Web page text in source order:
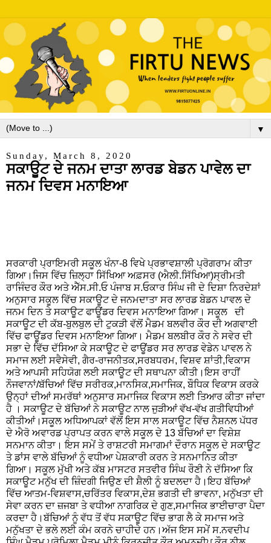
▼
Sunday, March 8, 2020
ਸਕਾਊਟ ਦੇ ਜਨਮ ਦਾਤਾ ਲਾਰਡ ਬੇਡਨ ਪਾਵੇਲ ਦਾ
ਜਨਮ ਦਿਵਸ ਮਨਾਇਆ
ਸਰਕਾਰੀ ਪ੍ਰਾਇਮਰੀ ਸਕੂਲ ਖੰਨਾ-8 ਵਿਖੇ ਪ੍ਰਭਾਵਸ਼ਾਲੀ ਪ੍ਰੋਗਰਾਮ ਕੀਤਾ
ਗਿਆ।ਜਿਸ ਵਿੱਚ ਜ਼ਿਲ੍ਹਾ ਸਿੱਖਿਆ ਅਫ਼ਸਰ (ਐਲੀ.ਸਿੱਖਿਆ)ਸ੍ਰੀਮਤੀ
ਰਾਜਿੰਦਰ ਕੌਰ ਅਤੇ ਐੱਸ.ਸੀ.ਓ ਪੰਜਾਬ ਸ.ਓਕਾਰ ਸਿੰਘ ਜੀ ਦੇ ਦਿਸ਼ਾ ਨਿਰਦੇਸ਼ਾਂ
ਅਨੁਸਾਰ ਸਕੂਲ ਵਿੱਚ ਸਕਾਊਟ ਦੇ ਜਨਮਦਾਤਾ ਸਰ ਲਾਰਡ ਬੇਡਨ ਪਾਵਲ ਦੇ
ਜਨਮ ਦਿਨ ਤੇ ਸਕਾਊਟ ਫਾਊਂਡਰ ਦਿਵਸ ਮਨਾਇਆ ਗਿਆ। ਸਕੂਲ ਦੀ
ਸਕਾਊਟ ਦੀ ਕੱਬ-ਬੁਲਬੁਲ ਦੀ ਟੁਕੜੀ ਵੱਲੋਂ ਮੈਡਮ ਬਲਵੀਰ ਕੌਰ ਦੀ ਅਗਵਾਈ
ਵਿੱਚ ਫਾਊਂਡਰ ਦਿਵਸ ਮਨਾਇਆ ਗਿਆ। ਮੈਡਮ ਬਲਬੀਰ ਕੌਰ ਨੇ ਸਵੇਰ ਦੀ
ਸਭਾ ਦੇ ਵਿੱਚ ਦੱਸਿਆ ਕੇ ਸਕਾਊਟ ਦੇ ਫਾਊਂਡਰ ਸਰ ਲਾਰਡ ਵੇਡੇਨ ਪਾਵਲ ਨੇ
ਸਮਾਜ ਲਈ ਸਵੈਸੇਵੀ, ਗੈਰ-ਰਾਜਨੀਤਕ,ਸਰਬਧਰਮ, ਵਿਸ਼ਵ ਸ਼ਾਂਤੀ,ਵਿਕਾਸ
ਅਤੇ ਆਪਸੀ ਸਹਿਯੋਗ ਲਈ ਸਕਾਊਟ ਦੀ ਸਥਾਪਨਾ ਕੀਤੀ।ਇਸ ਰਾਹੀਂ
ਨੌਜਵਾਨਾਂ/ਬੱਚਿਆਂ ਵਿੱਚ ਸਰੀਰਕ,ਮਾਨਸਿਕ,ਸਮਾਜਿਕ, ਬੌਧਿਕ ਵਿਕਾਸ ਕਰਕੇ
ਉਨ੍ਹਾਂ ਦੀਆਂ ਸਮਰੱਥਾਂ ਅਨੁਸਾਰ ਸਮਾਜਿਕ ਵਿਕਾਸ ਲਈ ਤਿਆਰ ਕੀਤਾ ਜਾਂਦਾ
ਹੈ । ਸਕਾਊਟ ਦੇ ਬੱਚਿਆਂ ਨੇ ਸਕਾਊਟ ਨਾਲ ਜੁੜੀਆਂ ਵੱਖ-ਵੱਖ ਗਤੀਵਿਧੀਆਂ
ਕੀਤੀਆਂ।ਸਕੂਲ ਅਧਿਆਪਕਾਂ ਵੱਲੋਂ ਇਸ ਸਾਲ ਸਕਾਊਟ ਵਿੱਚ ਨੈਸ਼ਨਲ ਪੱਧਰ
ਦੇ ਐਰੋ ਅਵਾਰਡ ਪ੍ਰਾਪਤ ਕਰਨ ਵਾਲੇ ਸਕੂਲ ਦੇ 13 ਬੱਚਿਆਂ ਦਾ ਵਿਸ਼ੇਸ਼
ਸਨਮਾਨ ਕੀਤਾ। ਇਸ ਸਮੇਂ ਤੇ ਰਾਸ਼ਟਰੀ ਸਮਾਗਮਾਂ ਦੌਰਾਨ ਸਕੂਲ ਦੇ ਸਕਾਊਟ
ਤੇ ਡਾਂਸ ਵਾਲੇ ਬੱਚਿਆਂ ਨੂੰ ਵਧੀਆ ਪੇਸ਼ਕਾਰੀ ਕਰਨ ਤੇ ਸਨਮਾਨਿਤ ਕੀਤਾ
ਗਿਆ। ਸਕੂਲ ਮੁੱਖੀ ਅਤੇ ਕੱਬ ਮਾਸਟਰ ਸਤਵੀਰ ਸਿੰਘ ਰੌਣੀ ਨੇ ਦੱਸਿਆ ਕਿ
ਸਕਾਊਟ ਮਨੁੱਖ ਦੀ ਜ਼ਿੰਦਗੀ ਜਿਉਣ ਦੀ ਸ਼ੈਲੀ ਨੂੰ ਬਦਲਦਾ ਹੈ।ਇਹ ਬੱਚਿਆਂ
ਵਿੱਚ ਆਤਮ-ਵਿਸ਼ਵਾਸ,ਚਰਿੱਤਰ ਵਿਕਾਸ,ਦੇਸ਼ ਭਗਤੀ ਦੀ ਭਾਵਨਾ, ਮਨੁੱਖਤਾ ਦੀ
ਸੇਵਾ ਕਰਨ ਦਾ ਜ਼ਜਬਾ ਤੇ ਵਧੀਆ ਨਾਗਰਿਕ ਦੇ ਗੁਣ,ਸਮਾਜਿਕ ਭਾਈਚਾਰਾ ਪੈਦਾ
ਕਰਦਾ ਹੈ।ਬੱਚਿਆਂ ਨੂੰ ਵੱਧ ਤੋਂ ਵੱਧ ਸਕਾਊਟ ਵਿੱਚ ਭਾਗ ਲੈ ਕੇ ਸਮਾਜ ਅਤੇ
ਮਨੁੱਖਤਾ ਦੇ ਭਲੇ ਲਈ ਕੰਮ ਕਰਨੇ ਚਾਹੀਦੇ ਹਨ।ਅੱਜ ਇਸ ਸਮੇਂ ਸ.ਨਵਦੀਪ